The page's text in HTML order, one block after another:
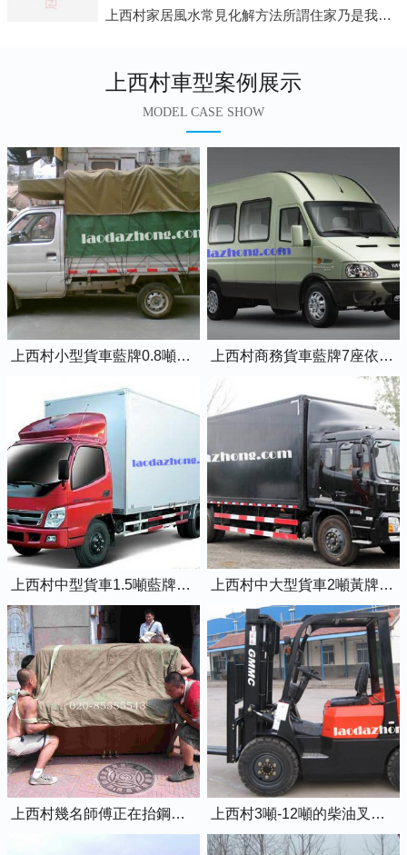
上西村家居風水常見化解方法所謂住家乃是我們日常生活所在的地方，在那兒睡覺，也在那兒恢復白天工作的疲勞。并非經常有人常住的房子、辦公室之類，人們寢食不在那兒的建筑物，此種房子并非家居風水的對象。為什么呢?因為
上西村車型案例展示
MODEL CASE SHOW
上西村小型貨車藍牌0.8噸小卡車 上西村商務貨車藍牌7座依維柯全順車
上西村中型貨車1.5噸藍牌4米2廂式貨車 上西村中大型貨車2噸黃牌5米2廂式貨車
上西村幾名師傅正在抬鋼琴上樓 上西村3噸-12噸的柴油叉車出租